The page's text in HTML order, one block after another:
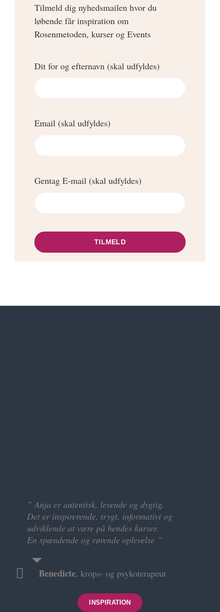
Tilmeld dig nyhedsmailen hvor du
løbende får inspiration om
Rosenmetoden, kurser og Events
Dit for og efternavn (skal udfyldes)
Email (skal udfyldes)
Gentag E-mail (skal udfyldes)
TILMELD
” Anja er autentisk, levende og dygtig.
Det er inspirerende, trygt, informativt og
udviklende at være på hendes kurser.
En spændende og rørende oplevelse ”
Benedicte, krops- og psykoterapeut
” Jeg har både været på grundkursus og fået
behandling hos Anja.
At kunne give slip, føle sig set og blive holdt i
trygge omgivelser og med en professionel
Både behandling og kursus i Rosenmetoden
anbefales varmt “
INSPIRATION